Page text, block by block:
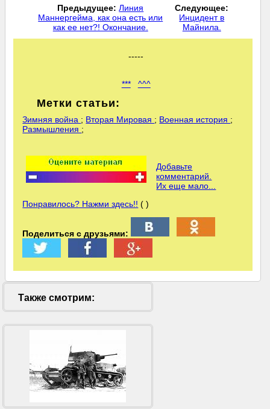
Предыдущее: Линия
Маннергейма, как она есть или
как ее нет?! Окончание.
Следующее:
Инцидент в
Майнила.
-----
*** ^^^
Метки статьи:
Зимняя война ; Вторая Мировая ; Военная история ;
Размышления ;
Добавьте
комментарий.
Их еще мало...
Понравилось? Нажми здесь!! ( )
Поделиться с друзьями:
Также смотрим: